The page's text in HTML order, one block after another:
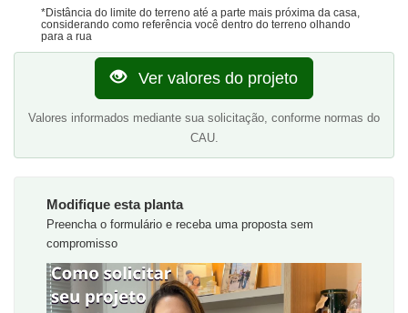
*Distância do limite do terreno até a parte mais próxima da casa,
considerando como referência você dentro do terreno olhando
para a rua
Ver valores do projeto
Valores informados mediante sua solicitação, conforme normas do
CAU.
Modifique esta planta
Preencha o formulário e receba uma proposta sem
compromisso